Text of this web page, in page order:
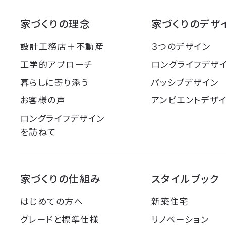
家づくりの理念
設計工務店＋不動産
工学的アプローチ
暮らしに寄り添う
お客様の声
ロングライフデザイン
を訪ねて
家づくりのデザ
３つのデザイン
ロングライフデザ
パッシブデザイン
アンビエントデザ
家づくりの仕組み
はじめての方へ
グレードと標準仕様
スタイルブック
新築住宅
リノベーション